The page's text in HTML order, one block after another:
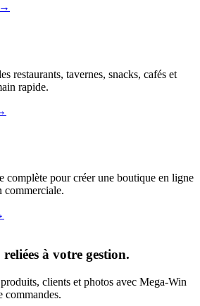
→
restaurants, tavernes, snacks, cafés et
rapide.
complète pour créer une boutique en ligne
commerciale.
à votre gestion.
clients et photos avec Mega-Win
commandes.